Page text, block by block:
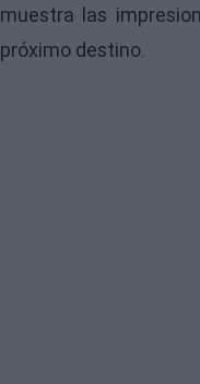
muestra las
próximo destino.